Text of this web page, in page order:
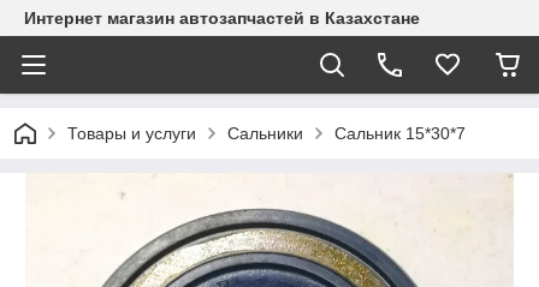
Интернет магазин автозапчастей в Казахстане
Товары и услуги Сальники Сальник 15*30*7